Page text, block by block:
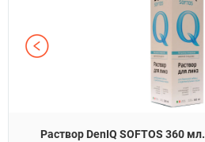
Раствор DenIQ SOFTOS 360 мл.